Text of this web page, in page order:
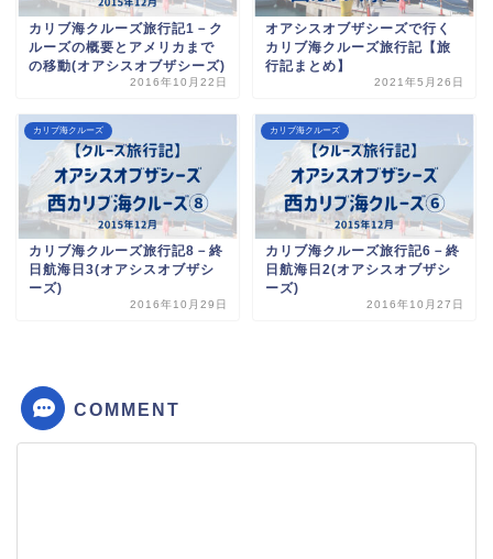
カリブ海クルーズ旅行記1－ク
ルーズの概要とアメリカまで
の移動(オアシスオブザシーズ)
2016年10月22日
オアシスオブザシーズで行く
カリブ海クルーズ旅行記【旅
行記まとめ】
2021年5月26日
カリブ海クルーズ
カリブ海クルーズ旅行記8－終
日航海日3(オアシスオブザシ
ーズ)
2016年10月29日
カリブ海クルーズ
カリブ海クルーズ旅行記6－終
日航海日2(オアシスオブザシ
ーズ)
2016年10月27日
COMMENT